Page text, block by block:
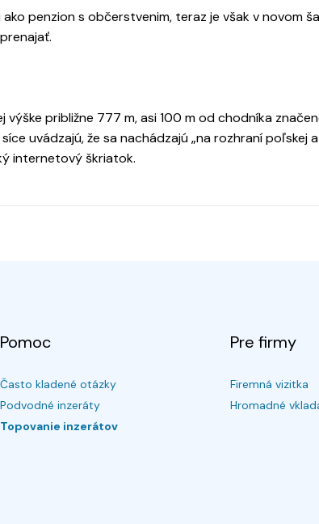
penzion s občerstvenim, teraz je však v novom
približne 777 m, asi 100 m od chodníka
uvádzajú, že sa nachádzajú „na rozhraní poľskej
internetový škriatok.
Pomoc
Často kladené otázky
Podvodné inzeráty
Topovanie inzerátov
Pre firmy
Firemná vizitka
Hromadné